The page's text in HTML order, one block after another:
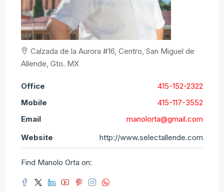
Calzada de la Aurora #16, Centro, San Miguel de
Allende, Gto. MX
Office
415-152-2322
Mobile
415-117-3552
Email
manolorta@gmail.com
Website
http://www.selectallende.com
Find Manolo Orta on: